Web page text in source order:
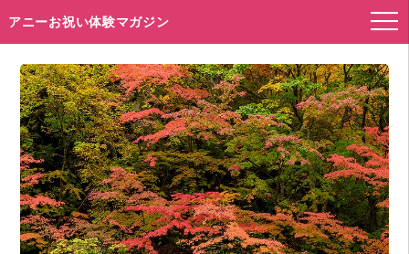
アニーお祝い体験マガジン